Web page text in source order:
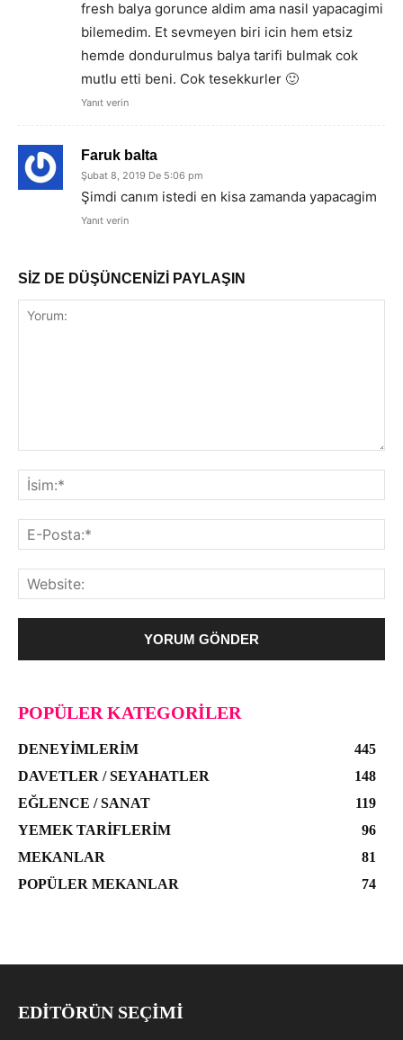
fresh balya gorunce aldim ama nasil yapacagimi
bilemedim. Et sevmeyen biri icin hem etsiz
hemde dondurulmus balya tarifi bulmak cok
mutlu etti beni. Cok tesekkurler 🙂
Yanıt verin
Faruk balta
Şubat 8, 2019 De 5:06 pm
Şimdi canım istedi en kisa zamanda yapacagim
Yanıt verin
SİZ DE DÜŞÜNCENİZİ PAYLAŞIN
POPÜLER KATEGORILER
DENEYIMLERIM
445
DAVETLER / SEYAHATLER
148
EĞLENCE / SANAT
119
YEMEK TARIFLERIM
96
MEKANLAR
81
POPÜLER MEKANLAR
74
EDITÖRÜN SEÇIMI